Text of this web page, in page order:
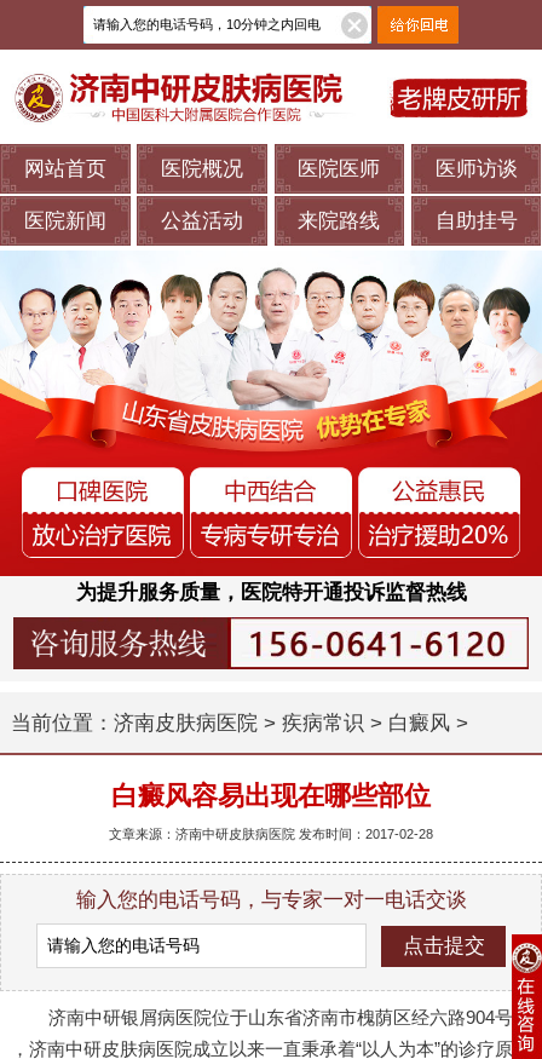
网站首页 医院概况 医院医师 医师访谈
医院新闻 公益活动 来院路线 自助挂号
为提升服务质量，医院特开通投诉监督热线
当前位置： 济南皮肤病医院> 疾病常识 > 白癜风>
白癜风容易出现在哪些部位
文章来源：济南中研皮肤病医院 发布时间：2017-02-28
输入您的电话号码，与专家一对一电话交谈
济南中研银屑病医院位于山东省济南市槐荫区经六路904号
，济南中研皮肤病医院成立以来一直秉承着“以人为本”的诊疗原